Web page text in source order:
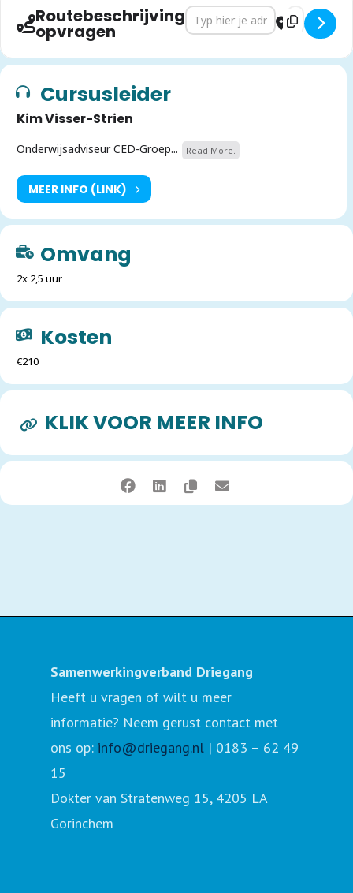
Routebeschrijving
opvragen
Address - Executieve functies
Destination
Cursusleider
Kim Visser-Strien
Onderwijsadviseur CED-Groep... Read More.
MEER INFO (LINK)
Omvang
2x 2,5 uur
Kosten
€210
KLIK VOOR MEER INFO
Samenwerkingverband Driegang
Heeft u vragen of wilt u meer
informatie? Neem gerust contact met
ons op: info@driegang.nl | 0183 – 62 49
15
Dokter van Stratenweg 15, 4205 LA
Gorinchem